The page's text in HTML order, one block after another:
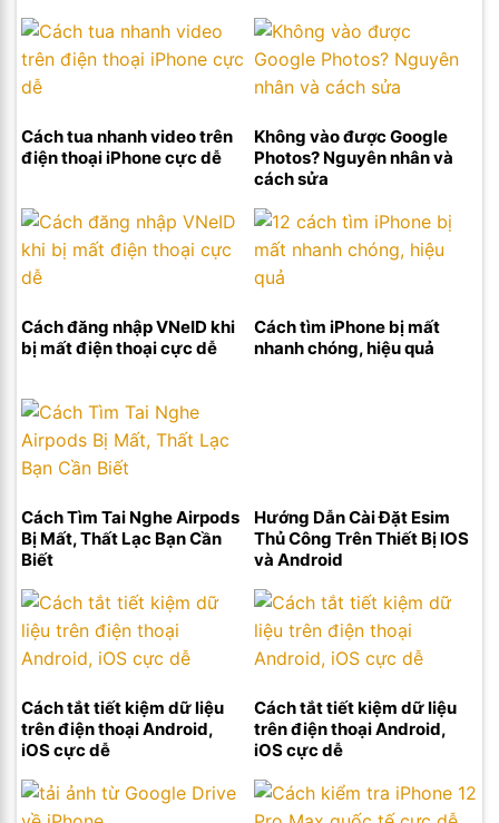
Cách tua nhanh video trên
điện thoại iPhone cực dễ
Không vào được Google
Photos? Nguyên nhân và
cách sửa
Cách đăng nhập VNeID khi
bị mất điện thoại cực dễ
Cách tìm iPhone bị mất
nhanh chóng, hiệu quả
Cách Tìm Tai Nghe Airpods
Bị Mất, Thất Lạc Bạn Cần
Biết
Hướng Dẫn Cài Đặt Esim
Thủ Công Trên Thiết Bị IOS
và Android
Cách tắt tiết kiệm dữ liệu
trên điện thoại Android,
iOS cực dễ
Cách tắt tiết kiệm dữ liệu
trên điện thoại Android,
iOS cực dễ